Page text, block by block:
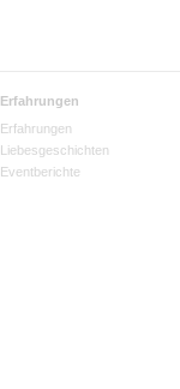
Erfahrungen
Erfahrungen
Liebesgeschichten
Eventberichte